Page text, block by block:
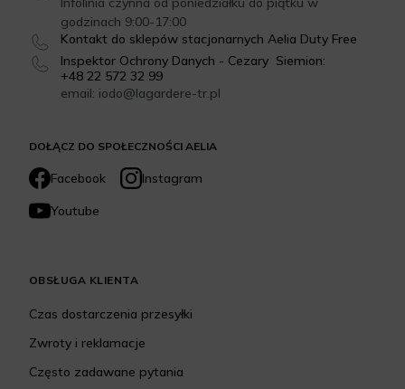
DOŁĄCZ DO SPOŁECZNOŚCI AELIA
Facebook
Instagram
Youtube
godzinach 9:00-17:00
Kontakt do sklepów stacjonarnych Aelia Duty Free
Inspektor Ochrony Danych - Cezary Siemion:
+48 22 572 32 99
email: iodo@lagardere-tr.pl
OBSŁUGA KLIENTA
Czas dostarczenia przesyłki
Zwroty i reklamacje
Często zadawane pytania